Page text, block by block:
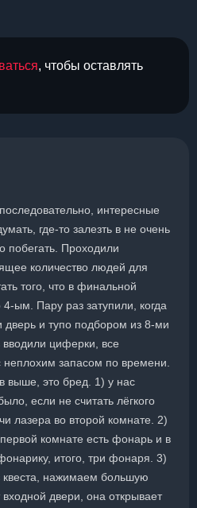
, чтобы оставлять
интересные
где-то залезть в не очень
побегать. Проходили
количество людей для
того, что в финальной
ым. Пару раз затупили, когда
дверь и тупо подбором из 8-ми
циферки, все
запасом по времени.
выше, это бред. 1) у нас
если не считать лёгкого
лазера во второй комнате. 2)
комнате есть фонарь и в
итого, три фонаря. 3)
квеста, нажимаем большую
двери, она открывает